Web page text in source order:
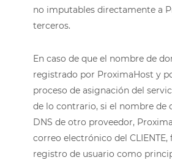
no imputables directamente a
terceros.
En caso de que el nombre de
registrado por ProximaHost y
proceso de asignación del
de lo contrario, si el nombre de
DNS de otro proveedor,
correo electrónico del CLIENTE,
registro de usuario como